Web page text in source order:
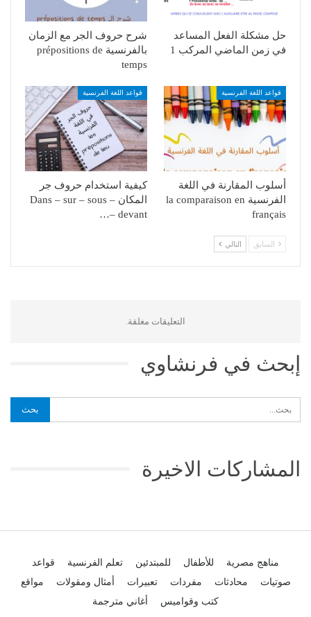
حل مشكلة الفعل المساعد
في زمن الماضي المركب 1
شرح حروف الجر مع الزمان
بالفرنسية prépositions de
temps
قواعد اللغة الفرنسية
أسلوب المقارنة في اللغة
الفرنسية la comparaison en
français
قواعد اللغة الفرنسية
كيفية استخدام حروف جر
المكان Dans – sur – sous –
devant –…
السابق التالي
التعليقات مغلقة.
إبحث في فرنشاوي
المشاركات الاخيرة
مناهج مصرية للأطفال للمبتدئين تعلم الفرنسية
قواعد
صوتيات
محادثات مفردات تعبيرات أمثال ومقولات
مواقع
كتب وقواميس
أغاني مترجمة